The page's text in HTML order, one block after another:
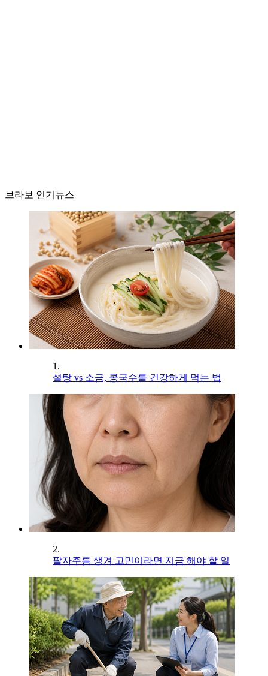
브라보 인기뉴스
1.
설탕 vs 소금, 콩국수를 건강하게 먹는 법
2.
팔자주름 생겨 고민이라면 지금 해야 할 일